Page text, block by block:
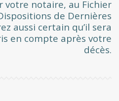
notaire, au Fichier
de Dernières
aussi certain qu’il sera
en compte après votre
décès.